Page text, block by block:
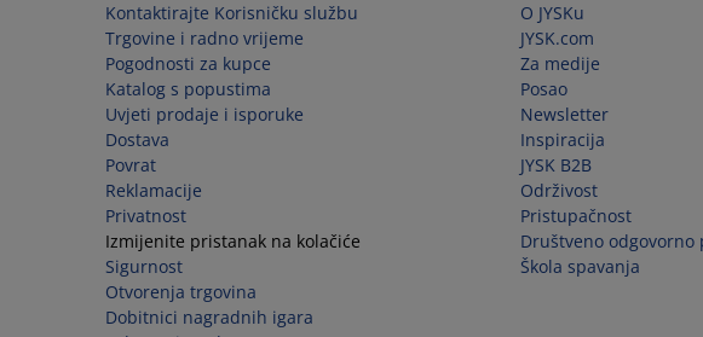
Kontaktirajte Korisničku službu
Trgovine i radno vrijeme
Pogodnosti za kupce
Katalog s popustima
Uvjeti prodaje i isporuke
Dostava
Povrat
Reklamacije
Privatnost
Izmijenite pristanak na kolačiće
Sigurnost
Otvorenja trgovina
Dobitnici nagradnih igara
O JYSKu
JYSK.com
Za medije
Posao
Newsletter
Inspiracija
JYSK B2B
Održivost
Pristupačnost
Društveno odgovorno
Škola spavanja